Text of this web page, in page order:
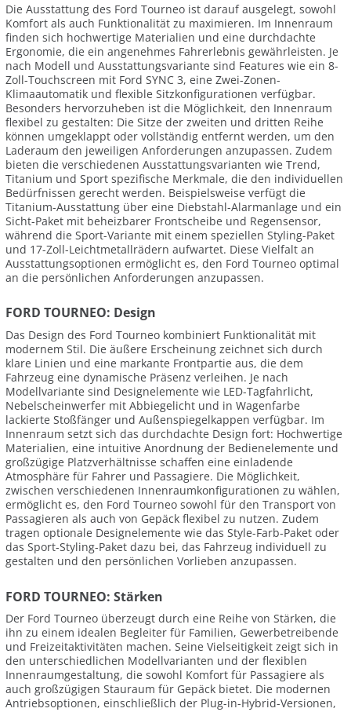
Die Ausstattung des Ford Tourneo ist darauf ausgelegt, sowohl
Komfort als auch Funktionalität zu maximieren. Im Innenraum
finden sich hochwertige Materialien und eine durchdachte
Ergonomie, die ein angenehmes Fahrerlebnis gewährleisten. Je
nach Modell und Ausstattungsvariante sind Features wie ein 8-
Zoll-Touchscreen mit Ford SYNC 3, eine Zwei-Zonen-
Klimaautomatik und flexible Sitzkonfigurationen verfügbar.
Besonders hervorzuheben ist die Möglichkeit, den Innenraum
flexibel zu gestalten: Die Sitze der zweiten und dritten Reihe
können umgeklappt oder vollständig entfernt werden, um den
Laderaum den jeweiligen Anforderungen anzupassen. Zudem
bieten die verschiedenen Ausstattungsvarianten wie Trend,
Titanium und Sport spezifische Merkmale, die den individuellen
Bedürfnissen gerecht werden. Beispielsweise verfügt die
Titanium-Ausstattung über eine Diebstahl-Alarmanlage und ein
Sicht-Paket mit beheizbarer Frontscheibe und Regensensor,
während die Sport-Variante mit einem speziellen Styling-Paket
und 17-Zoll-Leichtmetallrädern aufwartet. Diese Vielfalt an
Ausstattungsoptionen ermöglicht es, den Ford Tourneo optimal
an die persönlichen Anforderungen anzupassen.
FORD TOURNEO: Design
Das Design des Ford Tourneo kombiniert Funktionalität mit
modernem Stil. Die äußere Erscheinung zeichnet sich durch
klare Linien und eine markante Frontpartie aus, die dem
Fahrzeug eine dynamische Präsenz verleihen. Je nach
Modellvariante sind Designelemente wie LED-Tagfahrlicht,
Nebelscheinwerfer mit Abbiegelicht und in Wagenfarbe
lackierte Stoßfänger und Außenspiegelkappen verfügbar. Im
Innenraum setzt sich das durchdachte Design fort: Hochwertige
Materialien, eine intuitive Anordnung der Bedienelemente und
großzügige Platzverhältnisse schaffen eine einladende
Atmosphäre für Fahrer und Passagiere. Die Möglichkeit,
zwischen verschiedenen Innenraumkonfigurationen zu wählen,
ermöglicht es, den Ford Tourneo sowohl für den Transport von
Passagieren als auch von Gepäck flexibel zu nutzen. Zudem
tragen optionale Designelemente wie das Style-Farb-Paket oder
das Sport-Styling-Paket dazu bei, das Fahrzeug individuell zu
gestalten und den persönlichen Vorlieben anzupassen.
FORD TOURNEO: Stärken
Der Ford Tourneo überzeugt durch eine Reihe von Stärken, die
ihn zu einem idealen Begleiter für Familien, Gewerbetreibende
und Freizeitaktivitäten machen. Seine Vielseitigkeit zeigt sich in
den unterschiedlichen Modellvarianten und der flexiblen
Innenraumgestaltung, die sowohl Komfort für Passagiere als
auch großzügigen Stauraum für Gepäck bietet. Die modernen
Antriebsoptionen, einschließlich der Plug-in-Hybrid-Versionen,